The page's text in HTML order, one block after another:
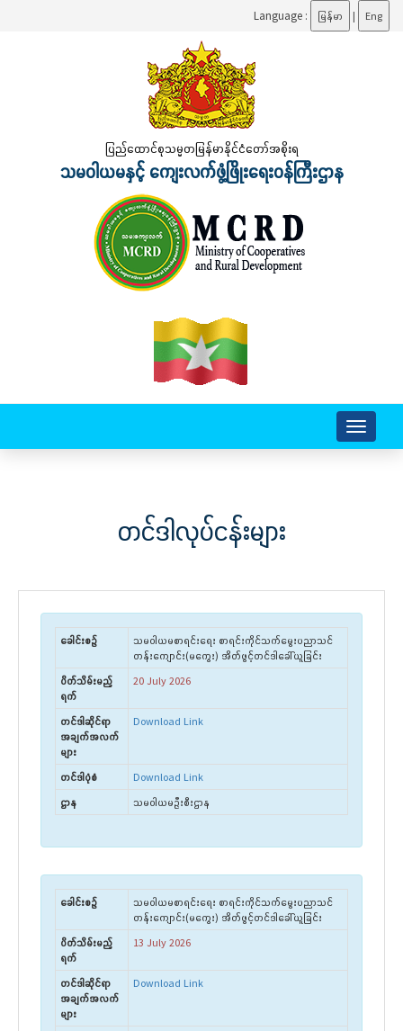
Language : မြန်မာ | Eng
ပြည်ထောင်စုသမ္မတမြန်မာနိုင်ငံတော်အစိုးရ
သမဝါယမနှင့် ကျေးလက်ဖွံ့ဖြိုးရေးဝန်ကြီးဌာန
Toggle
တင်ဒါလုပ်ငန်းများ
ခေါင်းစဉ်
သမဝါယမစာရင်း‌ရေး စာရင်းကိုင်သက်မွေးပညာသင်
တန်းကျောင်း(မကွေး) အိတ်ဖွင့်တင်ဒါခေါ်ယူခြင်း
ပိတ်သိမ်းမည့်
ရက်
20 July 2026
တင်ဒါဆိုင်ရာ
အချက်အလက်
များ
Download Link
တင်ဒါပုံစံ
Download Link
ဌာန
သမဝါယမဦးစီးဌာန
ခေါင်းစဉ်
သမဝါယမစာရင်း‌ရေး စာရင်းကိုင်သက်မွေးပညာသင်
တန်းကျောင်း(မကွေး) အိတ်ဖွင့်တင်ဒါခေါ်ယူခြင်း
ပိတ်သိမ်းမည့်
ရက်
13 July 2026
တင်ဒါဆိုင်ရာ
အချက်အလက်
များ
Download Link